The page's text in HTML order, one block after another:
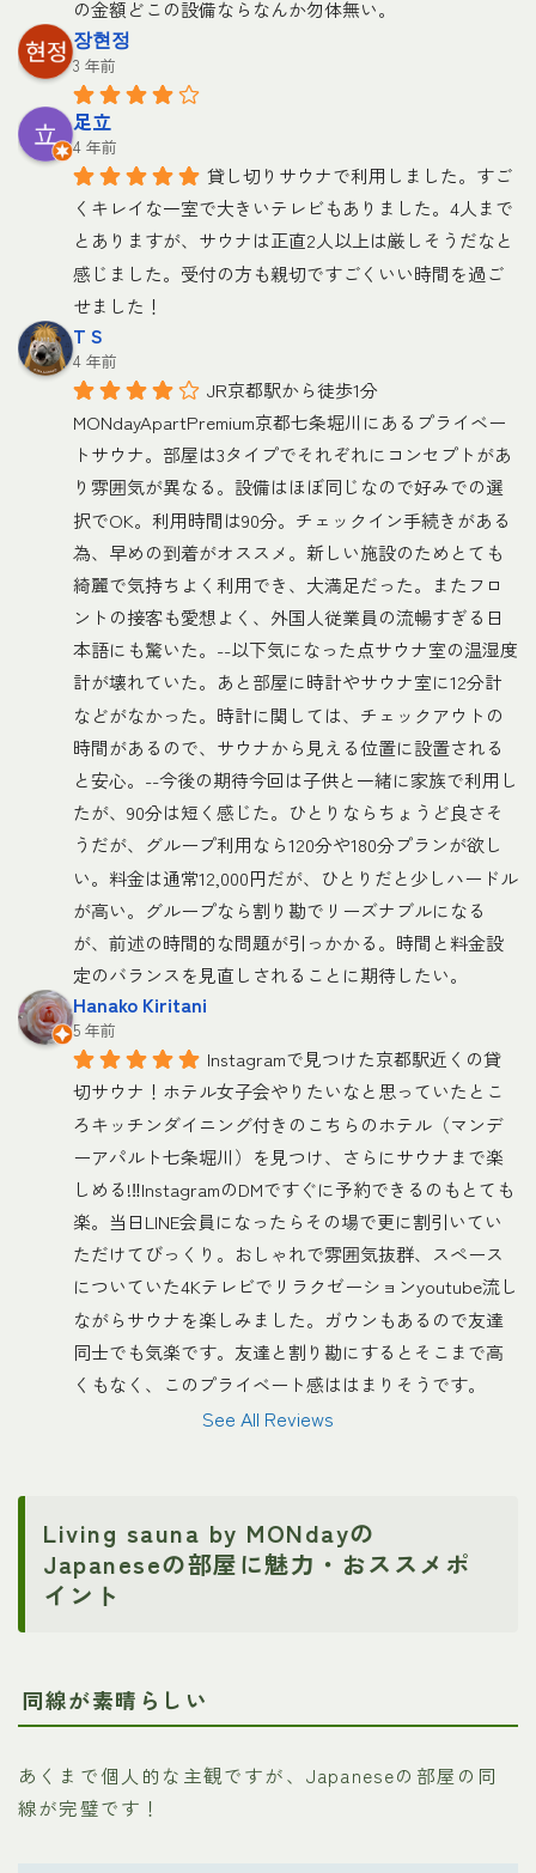
の金額どこの設備ならなんか勿体無い。
장현정
3 年前
足立
4 年前
貸し切りサウナで利用しました。すご
くキレイな一室で大きいテレビもありました。4人まで
とありますが、サウナは正直2人以上は厳しそうだなと
感じました。受付の方も親切ですごくいい時間を過ご
せました！
T S
4 年前
JR京都駅から徒歩1分
MONdayApartPremium京都七条堀川にあるプライベー
トサウナ。部屋は3タイプでそれぞれにコンセプトがあ
り雰囲気が異なる。設備はほぼ同じなので好みでの選
択でOK。利用時間は90分。チェックイン手続きがある
為、早めの到着がオススメ。新しい施設のためとても
綺麗で気持ちよく利用でき、大満足だった。またフロ
ントの接客も愛想よく、外国人従業員の流暢すぎる日
本語にも驚いた。--以下気になった点サウナ室の温湿度
計が壊れていた。あと部屋に時計やサウナ室に12分計
などがなかった。時計に関しては、チェックアウトの
時間があるので、サウナから見える位置に設置される
と安心。--今後の期待今回は子供と一緒に家族で利用し
たが、90分は短く感じた。ひとりならちょうど良さそ
うだが、グループ利用なら120分や180分プランが欲し
い。料金は通常12,000円だが、ひとりだと少しハードル
が高い。グループなら割り勘でリーズナブルになる
が、前述の時間的な問題が引っかかる。時間と料金設
定のバランスを見直しされることに期待したい。
Hanako Kiritani
5 年前
Instagramで見つけた京都駅近くの貸
切サウナ！ホテル女子会やりたいなと思っていたとこ
ろキッチンダイニング付きのこちらのホテル（マンデ
ーアパルト七条堀川）を見つけ、さらにサウナまで楽
しめる!‼︎InstagramのDMですぐに予約できるのもとても
楽。当日LINE会員になったらその場で更に割引いてい
ただけてびっくり。おしゃれで雰囲気抜群、スペース
についていた4Kテレビでリラクゼーションyoutube流し
ながらサウナを楽しみました。ガウンもあるので友達
同士でも気楽です。友達と割り勘にするとそこまで高
くもなく、このプライベート感ははまりそうです。
See All Reviews
Living sauna by MONdayの
Japaneseの部屋に魅力・おススメポ
イント
同線が素晴らしい
あくまで個人的な主観ですが、Japaneseの部屋の同
線が完璧です！